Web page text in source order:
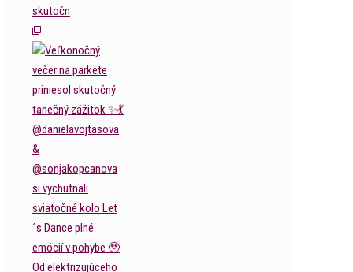
skutočn